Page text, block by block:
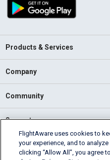
Products & Services
Company
Community
Support
English (USA)
2026 FlightAware
FlightAware uses cookies to
your experience, and to
clicking “Allow All”, you agree